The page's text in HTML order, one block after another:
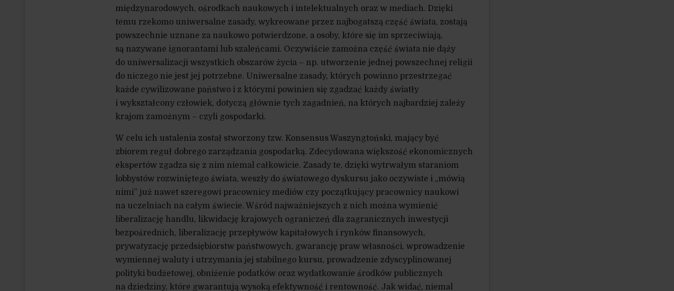
międzynarodowych, ośrodkach naukowych i intelektualnych oraz w mediach. Dzięki
temu rzekomo uniwersalne zasady, wykreowane przez najbogatszą część świata, zostają
powszechnie uznane za naukowo potwierdzone, a osoby, które się im sprzeciwiają,
są nazywane ignorantami lub szaleńcami. Oczywiście zamożna część świata nie dąży
do uniwersalizacji wszystkich obszarów życia – np. utworzenie jednej powszechnej religii
do niczego nie jest jej potrzebne. Uniwersalne zasady, których powinno przestrzegać
każde cywilizowane państwo i z którymi powinien się zgadzać każdy światły
i wykształcony człowiek, dotyczą głównie tych zagadnień, na których najbardziej zależy
krajom zamożnym – czyli gospodarki.
W celu ich ustalenia został stworzony tzw. Konsensus Waszyngtoński, mający być
zbiorem reguł dobrego zarządzania gospodarką. Zdecydowana większość ekonomicznych
ekspertów zgadza się z nim niemal całkowicie. Zasady te, dzięki wytrwałym staraniom
lobbystów rozwiniętego świata, weszły do światowego dyskursu jako oczywiste i „mówią
nimi” już nawet szeregowi pracownicy mediów czy początkujący pracownicy naukowi
na uczelniach na całym świecie. Wśród najważniejszych z nich można wymienić
liberalizację handlu, likwidację krajowych ograniczeń dla zagranicznych inwestycji
bezpośrednich, liberalizację przepływów kapitałowych i rynków finansowych,
prywatyzację przedsiębiorstw państwowych, gwarancję praw własności, wprowadzenie
wymiennej waluty i utrzymania jej stabilnego kursu, prowadzenie zdyscyplinowanej
polityki budżetowej, obniżenie podatków oraz wydatkowanie środków publicznych
na dziedziny, które gwarantują wysoką efektywność i rentowność. Jak widać, niemal